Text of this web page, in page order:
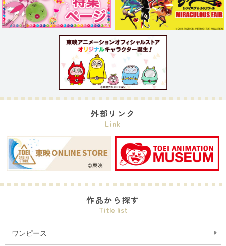
外部リンク
Link
作品から探す
Title list
ワンピース